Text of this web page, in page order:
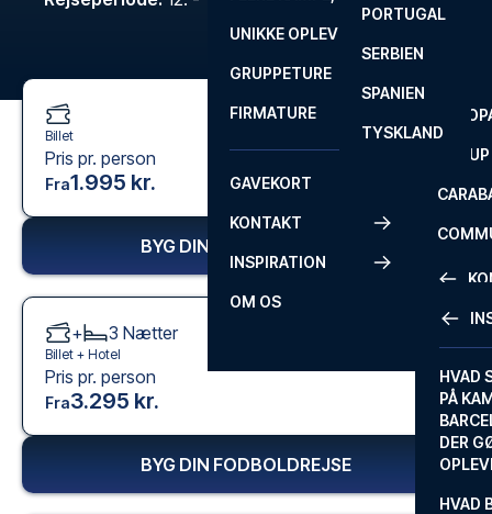
FA CUP
ROM
SEVILLA
PORTUGAL
SERBIEN
SPANIEN
TYSKLAND
UNIKKE OPLEVELSER
GRUPPETURE
FIRMATURE
GAVEKORT
KONTAKT
FAQ
INSPIRATION
HVAD
PÅ
DER
HVAD
OM OS
Billet
Pris pr. person
Fra1.995 kr.
BYG DIN FODBOLDREJSE
+ 3 Nætter
Billet + Hotel
Pris pr. person
Fra3.295 kr.
BYG DIN FODBOLDREJSE